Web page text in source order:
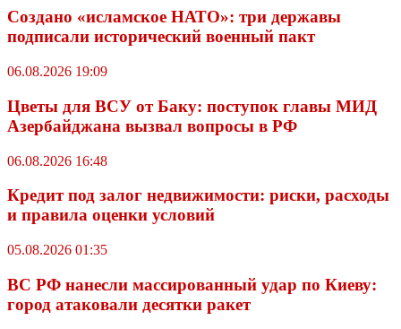
Создано «исламское НАТО»: три державы
подписали исторический военный пакт
06.08.2026 19:09
Цветы для ВСУ от Баку: поступок главы МИД
Азербайджана вызвал вопросы в РФ
06.08.2026 16:48
Кредит под залог недвижимости: риски, расходы
и правила оценки условий
05.08.2026 01:35
ВС РФ нанесли массированный удар по Киеву:
город атаковали десятки ракет